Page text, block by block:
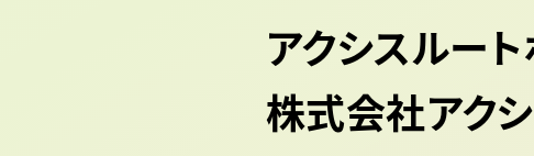
アクシスルー
株式会社アク